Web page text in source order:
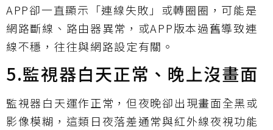
APP卻一直顯示「連線失敗」或轉圈圈，可能是
網路斷線、路由器異常，或APP版本過舊導致連
線不穩，往往與網路設定有關。
5.監視器白天正常、晚上沒畫面
監視器白天運作正常，但夜晚卻出現畫面全黑或
影像模糊，這類日夜落差通常與紅外線夜視功能